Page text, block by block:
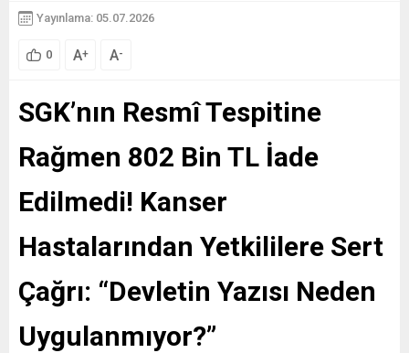
Yayınlama: 05.07.2026
0 A+ A-
SGK’nın Resmî Tespitine
Rağmen 802 Bin TL İade
Edilmedi! Kanser
Hastalarından Yetkililere Sert
Çağrı: “Devletin Yazısı Neden
Uygulanmıyor?”